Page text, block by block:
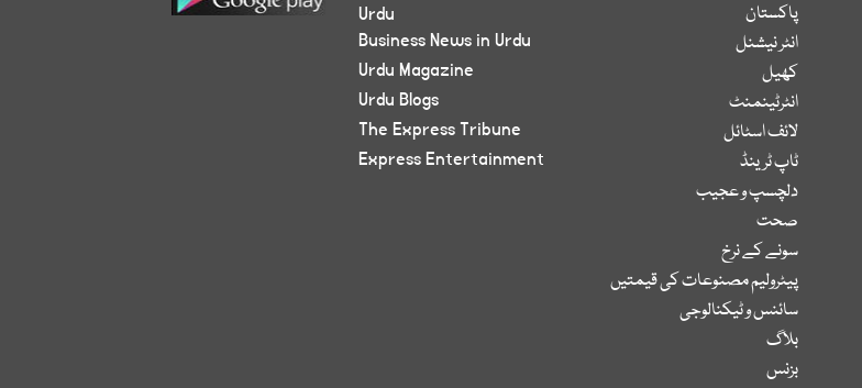
پاکستان
انٹر نیشنل
کھیل
انٹرٹینمنٹ
لائف اسٹائل
ٹاپ ٹرینڈ
دلچسپ و عجیب
صحت
سونے کے نرخ
پیٹرولیم مصنوعات کی قیمتیں
سائنس و ٹیکنالوجی
بلاگ
بزنس
Urdu
Business News in Urdu
Urdu Magazine
Urdu Blogs
The Express Tribune
Express Entertainment